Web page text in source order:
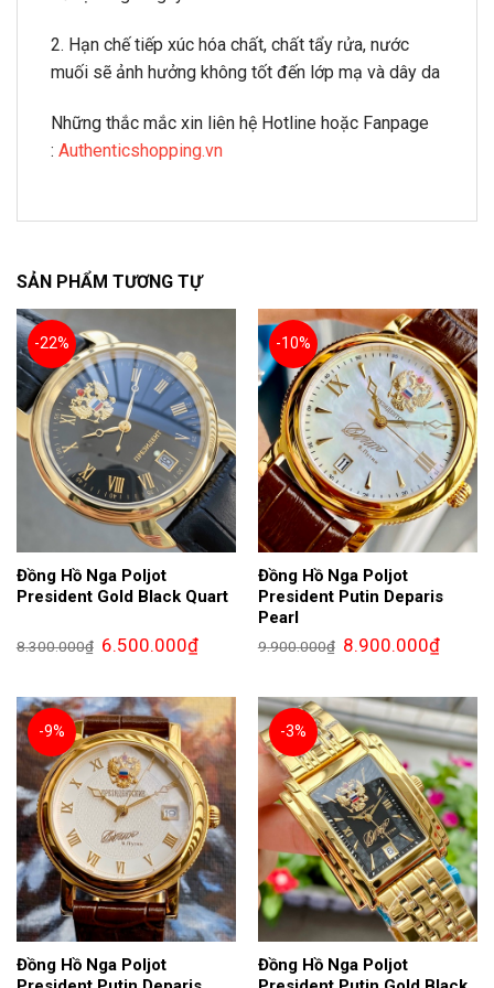
2. Hạn chế tiếp xúc hóa chất, chất tẩy rửa, nước
muối sẽ ảnh hưởng không tốt đến lớp mạ và dây da
Những thắc mắc xin liên hệ Hotline hoặc Fanpage
: Authenticshopping.vn
SẢN PHẨM TƯƠNG TỰ
-22%
Đồng Hồ Nga Poljot
President Gold Black Quart
8.300.000₫ Giá
gốc
6.500.000₫Giá
hiện
6.500.000₫.
-10%
Đồng Hồ Nga Poljot
President Putin Deparis
Pearl
9.900.000₫ Giá
gốc
8.900.000₫Giá
hiện
-9%
Đồng Hồ Nga Poljot
-3%
Đồng Hồ Nga Poljot